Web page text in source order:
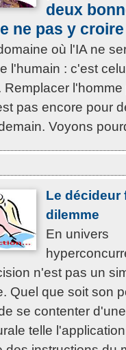
deux
ne pas y croire
où l'IA ne
l'humain : c'est
Remplacer l'homme
pas encore pour
Voyons
Le décideur
dilemme
En univers
n'est pas un
Quel que soit son
se contenter
telle l'application